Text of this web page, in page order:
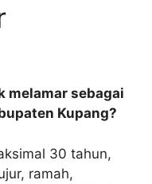
melamar sebagai
Kupang?
30 tahun,
ramah,